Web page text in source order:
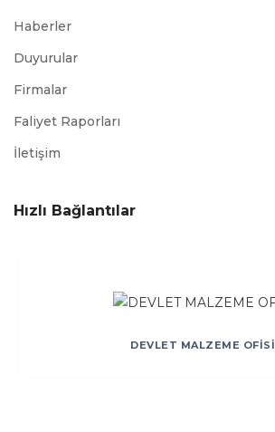
Haberler
Duyurular
Firmalar
Faliyet Raporları
İletişim
Hızlı Bağlantılar
DEVLET MALZEME OFİSİ